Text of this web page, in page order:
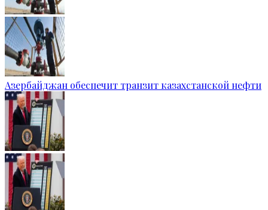
Азербайджан обеспечит транзит казахстанской нефти